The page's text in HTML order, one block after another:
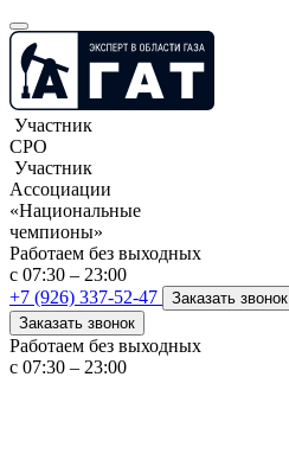
Участник
СРО
Участник
Ассоциации
«Национальные
чемпионы»
Работаем без выходных
с 07:30 – 23:00
+7 (926) 337-52-47
Заказать звонок
Заказать звонок
Работаем без выходных
с 07:30 – 23:00